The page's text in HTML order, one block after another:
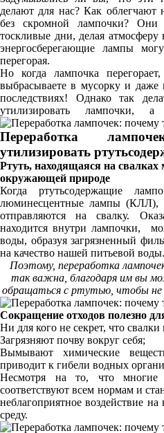
делают для нас? Как
без скромной лампочки?
тоскливые дни, делая
энергосберегающие лампы
перегорая.
Но когда лампочка
выбрасываете в мусорку и даже
последствиях! Однако так
утилизировать лампочки,
Переработка
утилизировать
Ртуть, находящаяся на
окружающей природе
Когда ртутьсодержащие
люминесцентные лампы (КЛЛ),
отправляются на свалку.
находится внутри лампочки,
воды, образуя загрязненный
на качество нашей питьевой воды.
Поэтому, переработка
так важна, благодаря им вы
обращаться с ртутью, чтобы не
Сокращение отходов полезно
Ни для кого не секрет, что
Загрязняют почву вокруг себя;
Вымывают химические
приводит к гибели водных
Несмотря на то, что многие
соответствуют всем нормам и
неблагоприятное воздействие
среду.